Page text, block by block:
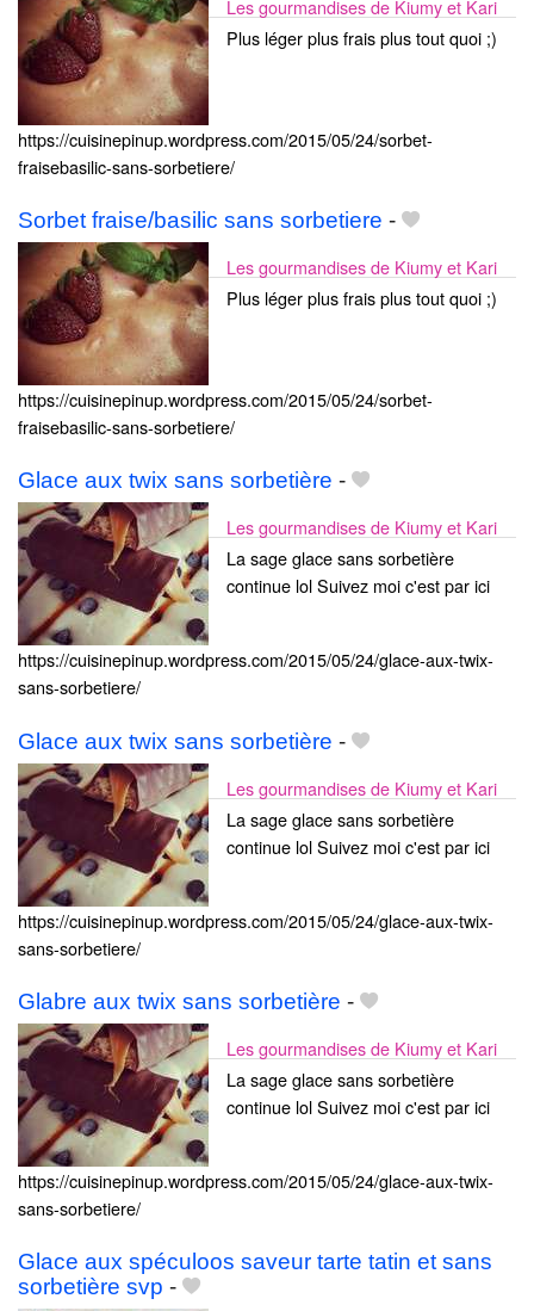
Les gourmandises de Kiumy et Kari
Plus léger plus frais plus tout quoi ;)
https://cuisinepinup.wordpress.com/2015/05/24/sorbet-
fraisebasilic-sans-sorbetiere/
Sorbet fraise/basilic sans sorbetiere -
Les gourmandises de Kiumy et Kari
Plus léger plus frais plus tout quoi ;)
https://cuisinepinup.wordpress.com/2015/05/24/sorbet-
fraisebasilic-sans-sorbetiere/
Glace aux twix sans sorbetière -
Les gourmandises de Kiumy et Kari
La sage glace sans sorbetière
continue lol Suivez moi c'est par ici
https://cuisinepinup.wordpress.com/2015/05/24/glace-aux-twix-
sans-sorbetiere/
Glace aux twix sans sorbetière -
Les gourmandises de Kiumy et Kari
La sage glace sans sorbetière
continue lol Suivez moi c'est par ici
https://cuisinepinup.wordpress.com/2015/05/24/glace-aux-twix-
sans-sorbetiere/
Glabre aux twix sans sorbetière -
Les gourmandises de Kiumy et Kari
La sage glace sans sorbetière
continue lol Suivez moi c'est par ici
https://cuisinepinup.wordpress.com/2015/05/24/glace-aux-twix-
sans-sorbetiere/
Glace aux spéculoos saveur tarte tatin et sans
sorbetière svp -